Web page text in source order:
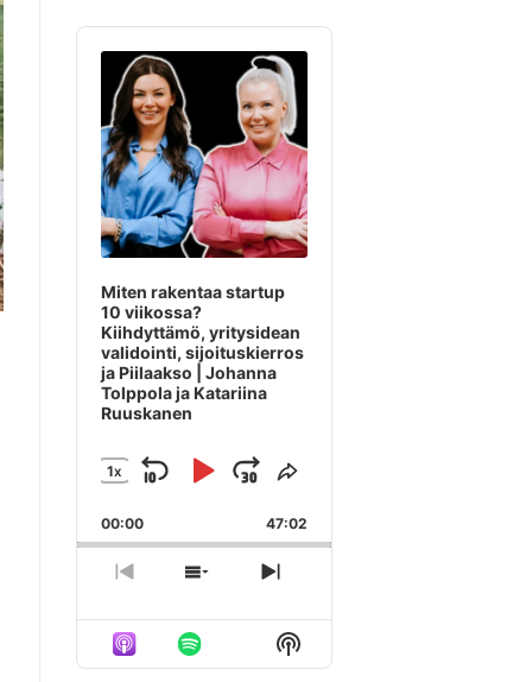
Audio
Player
Miten rakentaa startup
10 viikossa?
Kiihdyttämö, yritysidean
validointi, sijoituskierros
ja Piilaakso | Johanna
Tolppola ja Katariina
Ruuskanen
CHANGE
RATE
1X
SKIP
BACKWARD
PLAY
PAUSE
JUMP
FORWARD
SHARE
EPISODE
00:00 47:02
PREVIOUSSHOW
LIST
NEXT
Show
Podcast